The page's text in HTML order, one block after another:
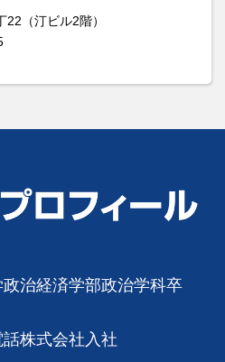
（汀ビル2階）
治経済学部政治学科卒
話株式会社入社